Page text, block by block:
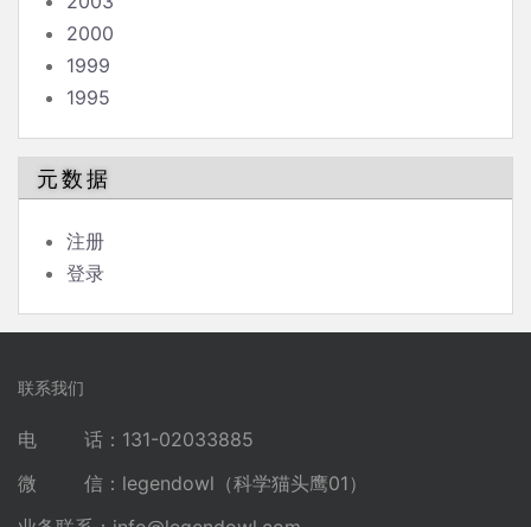
2000
1999
1995
元数据
注册
登录
联系我们
电 话：131-02033885
微 信：legendowl（科学猫头鹰01）